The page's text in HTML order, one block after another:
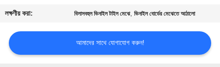
আমাদের
যোগাযোগ
করুন
লক্ষণীয় করা: বিলাসবহুল ভিনাইল টাইল মেঝে,ভিনাইল বোর্ডের মেঝেতে আঠালো
আমাদের সাথে যোগাযোগ করুন!